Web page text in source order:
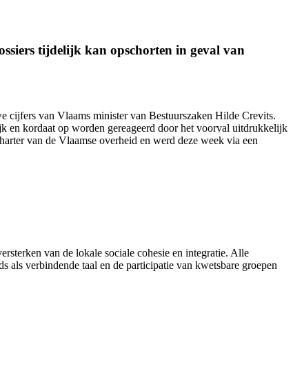
tijdelijk kan opschorten in geval van
cijfers van Vlaams minister van Bestuurszaken Hilde Crevits.
en kordaat op worden gereageerd door het voorval uitdrukkelijk
van de Vlaamse overheid en werd deze week via een
van de lokale sociale cohesie en integratie. Alle
als verbindende taal en de participatie van kwetsbare groepen